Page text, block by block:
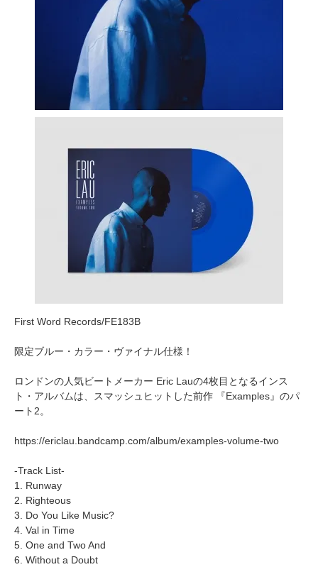
First Word Records/FE183B
限定ブルー・カラー・ヴァイナル仕様！
ロンドンの人気ビートメーカー Eric Lauの4枚目となるインス
ト・アルバムは、スマッシュヒットした前作 『Examples』のパ
ート2。
https://ericlau.bandcamp.com/album/examples-volume-two
-Track List-
1. Runway
2. Righteous
3. Do You Like Music?
4. Val in Time
5. One and Two And
6. Without a Doubt